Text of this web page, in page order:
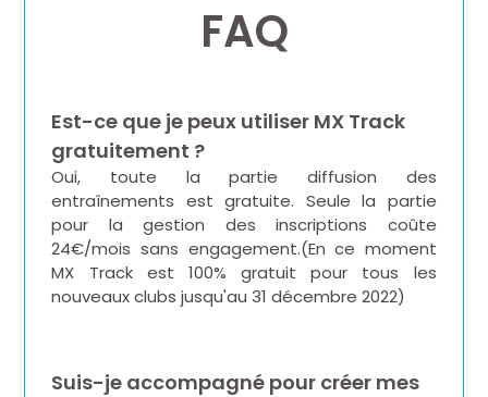
FAQ
Est-ce que je peux utiliser MX Track
gratuitement ?
Oui, toute la partie diffusion des
entraînements est gratuite. Seule la partie
pour la gestion des inscriptions coûte
24€/mois sans engagement.(En ce moment
MX Track est 100% gratuit pour tous les
nouveaux clubs jusqu'au 31 décembre 2022)
Suis-je accompagné pour créer mes